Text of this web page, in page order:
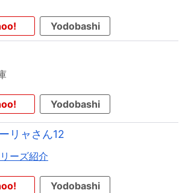
Yodobashi
Yodobashi
リャさん12
ーズ紹介
Yodobashi